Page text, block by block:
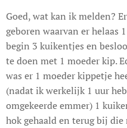
Goed, wat kan ik melden?
geboren waarvan er helaas
begin 3 kuikentjes en
te doen met 1 moeder kip.
was er 1 moeder kippetje
(nadat ik werkelijk 1 uur
omgekeerde emmer) 1
hok gehaald en terug bij